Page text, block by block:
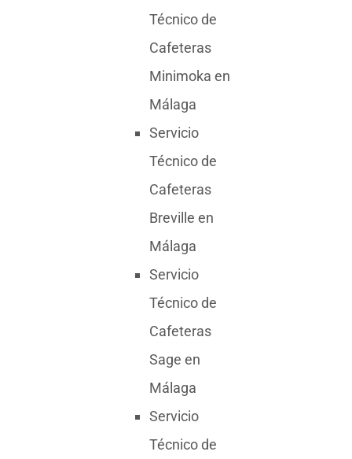
Técnico de
Cafeteras
Minimoka en
Málaga
Servicio
Técnico de
Cafeteras
Breville en
Málaga
Servicio
Técnico de
Cafeteras
Sage en
Málaga
Servicio
Técnico de